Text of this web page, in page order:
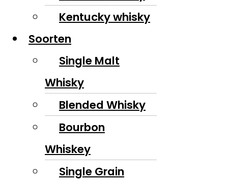
Kentucky whisky
Soorten
Single Malt
Whisky
Blended Whisky
Bourbon
Whiskey
Single Grain